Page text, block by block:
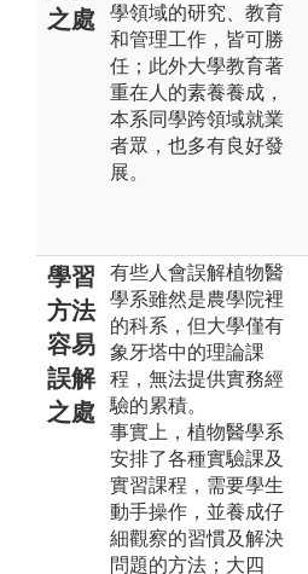
之處
學領域的研究、教育
和管理工作，皆可勝
任；此外大學教育著
重在人的素養養成，
本系同學跨領域就業
者眾，也多有良好發
展。
學習
方法
容易
誤解
之處
有些人會誤解植物醫
學系雖然是農學院裡
的科系，但大學僅有
象牙塔中的理論課
程，無法提供實務經
驗的累積。
事實上，植物醫學系
安排了各種實驗課及
實習課程，需要學生
動手操作，並養成仔
細觀察的習慣及解決
問題的方法；大四